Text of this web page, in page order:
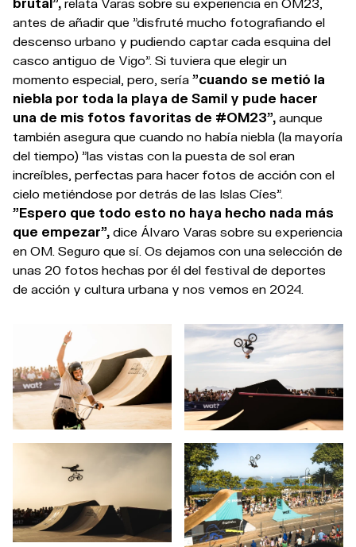
antes de añadir que "disfruté mucho fotografiando el
descenso urbano y pudiendo captar cada esquina del
casco antiguo de Vigo". Si tuviera que elegir un
momento especial, pero, sería "cuando se metió la
niebla por toda la playa de Samil y pude hacer
una de mis fotos favoritas de #OM23", aunque
también asegura que cuando no había niebla (la mayoría
del tiempo) "las vistas con la puesta de sol eran
increíbles, perfectas para hacer fotos de acción con el
cielo metiéndose por detrás de las Islas Cíes".
"Espero que todo esto no haya hecho nada más
que empezar", dice Álvaro Varas sobre su experiencia
en OM. Seguro que sí. Os dejamos con una selección de
unas 20 fotos hechas por él del festival de deportes
de acción y cultura urbana y nos vemos en 2024.